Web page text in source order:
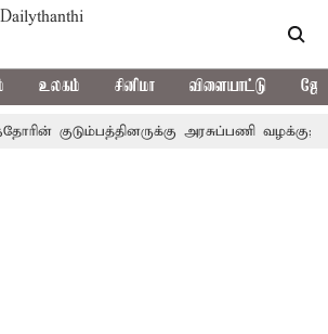
உலகம் சினிமா விளையாட்டு
அரசுப்பணி வழக்கு; வரும்